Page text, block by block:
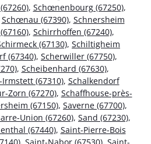
, Schœnenbourg (67250),
Schœnau (67390), Schnersheim
, Schirrhoffen (67240),
(67130), Schiltigheim
(67340), Scherwiller (67750),
, Scheibenhard (67630),
(67310), Schalkendorf
Zorn (67270), Schaffhouse-près-
(67150), Saverne (67700),
Union (67260), Sand (67230),
(67440), Saint-Pierre-Bois